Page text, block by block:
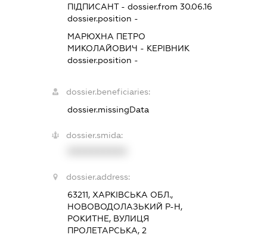
ПІДПИСАНТ- dossier.from 30.06.16
dossier.position -
МАРЮХНА ПЕТРО
МИКОЛАЙОВИЧ - КЕРІВНИК
dossier.position -
dossier.beneficiaries:
dossier.missingData
dossier.smida:
dossier.address:
63211, ХАРКІВСЬКА ОБЛ.,
НОВОВОДОЛАЗЬКИЙ Р-Н,
РОКИТНЕ, ВУЛИЦЯ
ПРОЛЕТАРСЬКА, 2